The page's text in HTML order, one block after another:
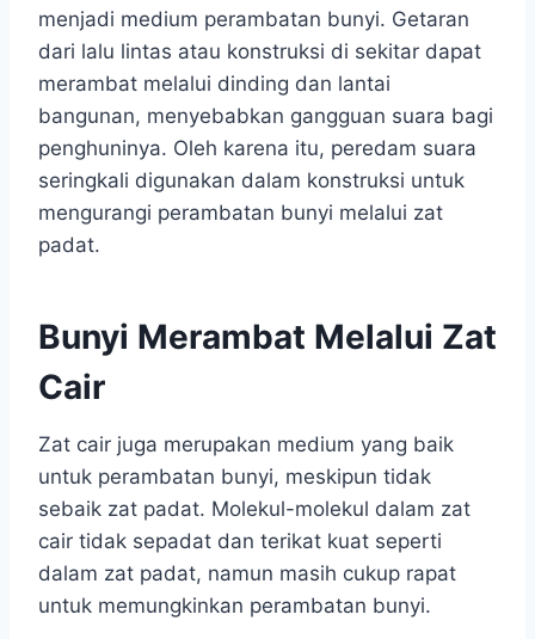
menjadi medium perambatan bunyi. Getaran
dari lalu lintas atau konstruksi di sekitar dapat
merambat melalui dinding dan lantai
bangunan, menyebabkan gangguan suara bagi
penghuninya. Oleh karena itu, peredam suara
seringkali digunakan dalam konstruksi untuk
mengurangi perambatan bunyi melalui zat
padat.
Bunyi Merambat Melalui Zat
Cair
Zat cair juga merupakan medium yang baik
untuk perambatan bunyi, meskipun tidak
sebaik zat padat. Molekul-molekul dalam zat
cair tidak sepadat dan terikat kuat seperti
dalam zat padat, namun masih cukup rapat
untuk memungkinkan perambatan bunyi.